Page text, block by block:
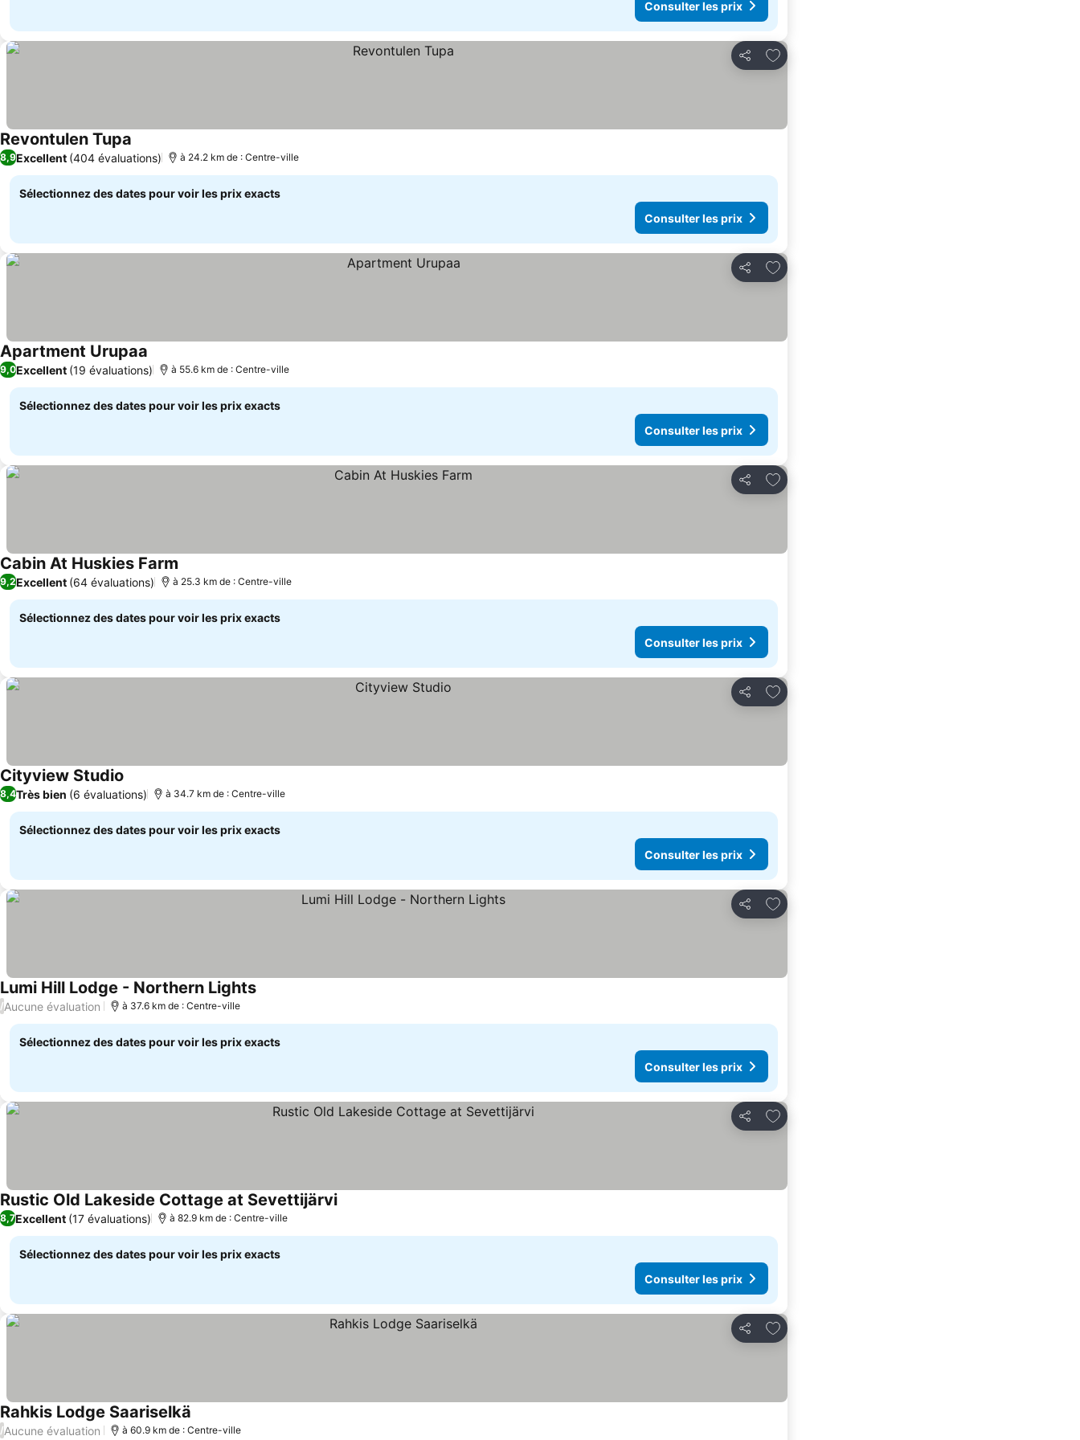
Consulter les prix
Partager
Ajouter à mes favoris
Revontulen Tupa
8,9Excellent (404 évaluations) à 24.2 km de : Centre-ville
Sélectionnez des dates pour voir les prix exacts
Consulter les prix
Partager
Ajouter à mes favoris
Apartment Urupaa
9,0Excellent (19 évaluations) à 55.6 km de : Centre-ville
Sélectionnez des dates pour voir les prix exacts
Consulter les prix
Partager
Ajouter à mes favoris
Cabin At Huskies Farm
9,2Excellent (64 évaluations) à 25.3 km de : Centre-ville
Sélectionnez des dates pour voir les prix exacts
Consulter les prix
Partager
Ajouter à mes favoris
Cityview Studio
8,4Très bien (6 évaluations) à 34.7 km de : Centre-ville
Sélectionnez des dates pour voir les prix exacts
Consulter les prix
Partager
Ajouter à mes favoris
Lumi Hill Lodge - Northern Lights
/Aucune évaluation à 37.6 km de : Centre-ville
Sélectionnez des dates pour voir les prix exacts
Consulter les prix
Partager
Ajouter à mes favoris
Rustic Old Lakeside Cottage at Sevettijärvi
8,7Excellent (17 évaluations) à 82.9 km de : Centre-ville
Sélectionnez des dates pour voir les prix exacts
Consulter les prix
Partager
Ajouter à mes favoris
Rahkis Lodge Saariselkä
/Aucune évaluation à 60.9 km de : Centre-ville